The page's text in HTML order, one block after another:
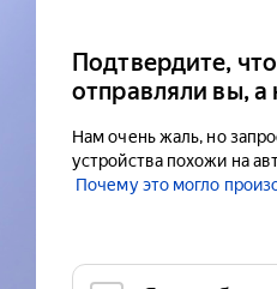
Подтвердите,
отправляли вы, а
Нам очень жаль, но
устройства похожи на
Почему это могло